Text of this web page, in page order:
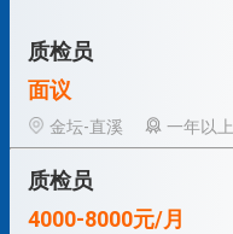
质检员
面议
金坛-直溪
一年以上
质检员
4000-8000元/月